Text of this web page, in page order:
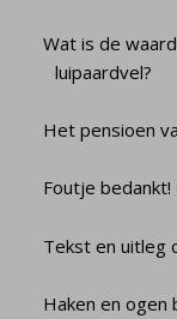
Wat is de
luipaardvel?
Het pensioen
Foutje bedankt!
Tekst en uitleg
Haken en